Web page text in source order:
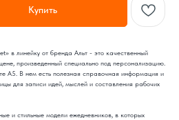
Купить
в линейку от бренда Альт - это качественный
произведенный специально под персонализацию.
А5. В нем есть полезная справочная информация и
для записи идей, мыслей и составления рабочих
и стильные модели ежедневников, в которых